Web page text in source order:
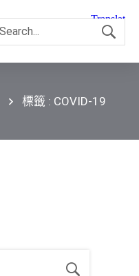
標籤 : COVID-19